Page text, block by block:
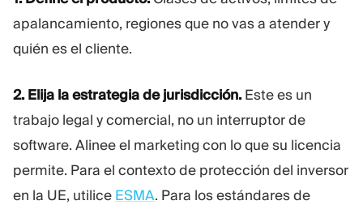
apalancamiento, regiones que no vas a atender y
quién es el cliente.
2. Elija la estrategia de jurisdicción.Este es un
trabajo legal y comercial, no un interruptor de
software. Alinee el marketing con lo que su licencia
permite. Para el contexto de protección del inversor
en la UE, utilice ESMA. Para los estándares de